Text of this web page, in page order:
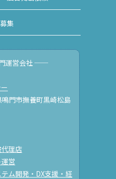
集
運営会社 ──
門市撫養町黒崎松島
理店
営
ム開発・DX支援・経